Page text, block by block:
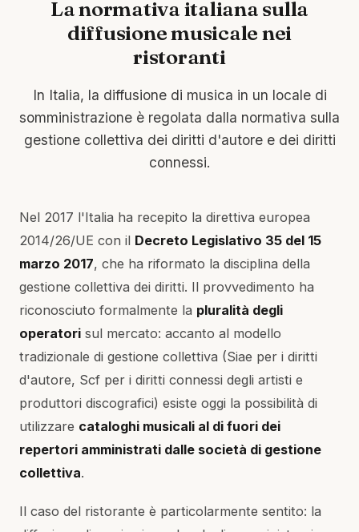
La normativa italiana sulla
diffusione musicale nei
ristoranti
In Italia, la diffusione di musica in un locale di
somministrazione è regolata dalla normativa sulla
gestione collettiva dei diritti d'autore e dei diritti
connessi.
Nel 2017 l'Italia ha recepito la direttiva europea
2014/26/UE con il Decreto Legislativo 35 del 15
marzo 2017, che ha riformato la disciplina della
gestione collettiva dei diritti. Il provvedimento ha
riconosciuto formalmente la pluralità degli
operatori sul mercato: accanto al modello
tradizionale di gestione collettiva (Siae per i diritti
d'autore, Scf per i diritti connessi degli artisti e
produttori discografici) esiste oggi la possibilità di
utilizzare cataloghi musicali al di fuori dei
repertori amministrati dalle società di gestione
collettiva.
Il caso del ristorante è particolarmente sentito: la